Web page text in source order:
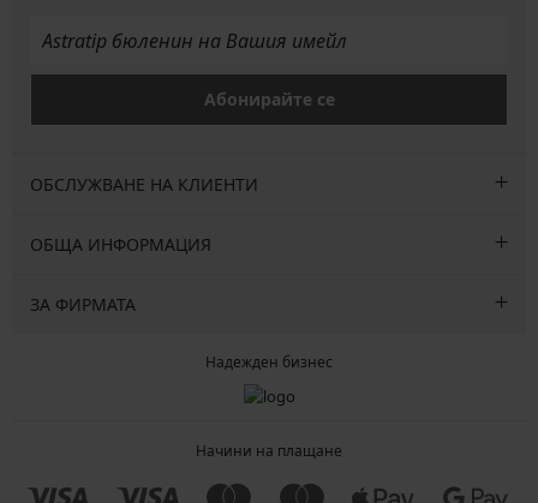
Абонирайте се
ОБСЛУЖВАНЕ НА КЛИЕНТИ
ОБЩА ИНФОРМАЦИЯ
ЗА ФИРМАТА
Надежден бизнес
Начини на плащане